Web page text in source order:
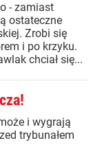
- zamiast
ostateczne
Zrobi się
i po krzyku.
chciał się...
i wygrają
trybunałem